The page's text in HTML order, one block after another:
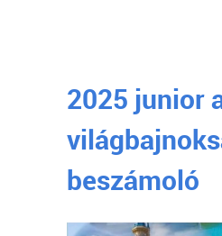
2025 junior
beszámoló